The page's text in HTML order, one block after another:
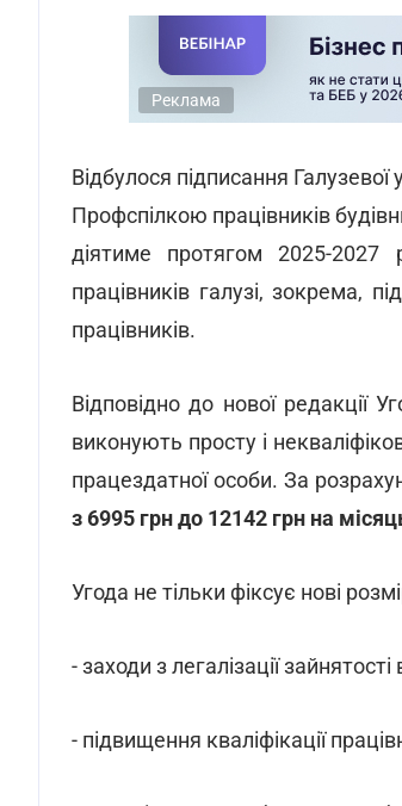
Реклама
Відбулося підписання
Профспілкою працівників
діятиме протягом 2025-2027
працівників галузі, зокрема,
працівників.
Відповідно до нової редакції
виконують просту і
працездатної особи. За
з 6995 грн до 12142 грн на
Угода не тільки фіксує нові
- заходи з легалізації зайнятості
- підвищення кваліфікації